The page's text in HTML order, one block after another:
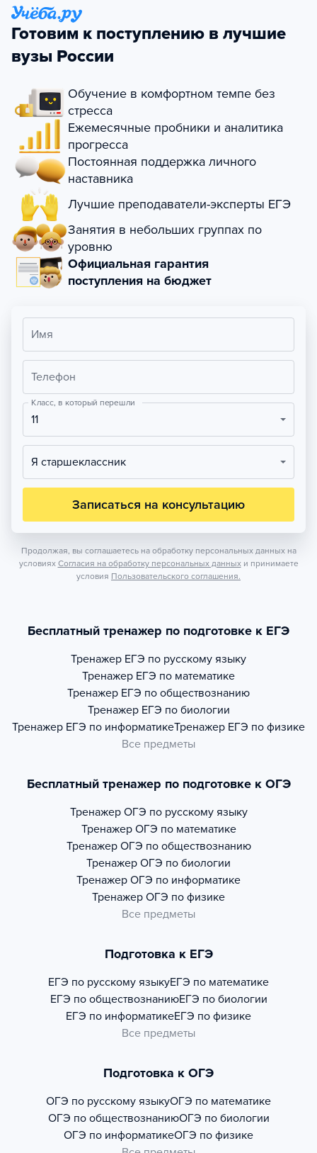
Готовим к поступлению в лучшие
вузы России
Обучение в комфортном темпе без
стресса
Ежемесячные пробники и аналитика
прогресса
Постоянная поддержка личного
наставника
Лучшие преподаватели-эксперты ЕГЭ
Занятия в небольших группах по
уровню
Официальная гарантия
поступления на бюджет
Имя
Телефон
Класс, в который перешли
11
Я старшеклассник
Записаться на консультацию
Продолжая, вы соглашаетесь на обработку персональных данных на
условиях Согласия на обработку персональных данных и принимаете
условия Пользовательского соглашения.
Бесплатный тренажер по подготовке к ЕГЭ
Тренажер ЕГЭ по русскому языку
Тренажер ЕГЭ по математике
Тренажер ЕГЭ по обществознанию
Тренажер ЕГЭ по биологии
Тренажер ЕГЭ по информатикеТренажер ЕГЭ по физике
Все предметы
Бесплатный тренажер по подготовке к ОГЭ
Тренажер ОГЭ по русскому языку
Тренажер ОГЭ по математике
Тренажер ОГЭ по обществознанию
Тренажер ОГЭ по биологии
Тренажер ОГЭ по информатике
Тренажер ОГЭ по физике
Все предметы
Подготовка к ЕГЭ
ЕГЭ по русскому языкуЕГЭ по математике
ЕГЭ по обществознаниюЕГЭ по биологии
ЕГЭ по информатикеЕГЭ по физике
Все предметы
Подготовка к ОГЭ
ОГЭ по русскому языкуОГЭ по математике
ОГЭ по обществознаниюОГЭ по биологии
ОГЭ по информатикеОГЭ по физике